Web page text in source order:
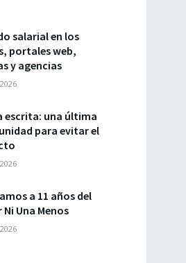
salarial en los
portales web,
y agencias
escrita: una última
para evitar el
a 11 años del
Una Menos